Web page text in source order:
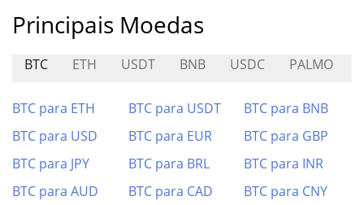
Principais Moedas
BTC ETH USDT BNB USDC PALMO
BTC para ETH BTC para USDT
BTC para BNB
BTC para USD
BTC para EUR
BTC para GBP
BTC para JPY
BTC para BRL
BTC para INR
BTC para AUD
BTC para CAD
BTC para CNY